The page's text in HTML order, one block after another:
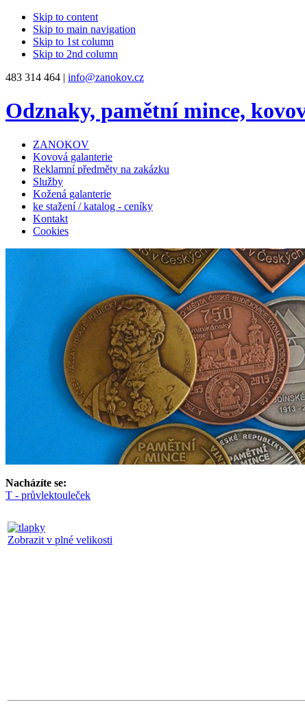
Skip to content
Skip to main navigation
Skip to 1st column
Skip to 2nd column
483 314 464 | info@zanokov.cz
Odznaky, pamětní mince,
ZANOKOV
Kovová galanterie
Reklamní předměty na zakázku
Služby
Kožená galanterie
ke stažení / katalog - ceníky
Kontakt
Cookies
Nacházíte se:
T - průvlektouleček
Zobrazit v plné velikosti